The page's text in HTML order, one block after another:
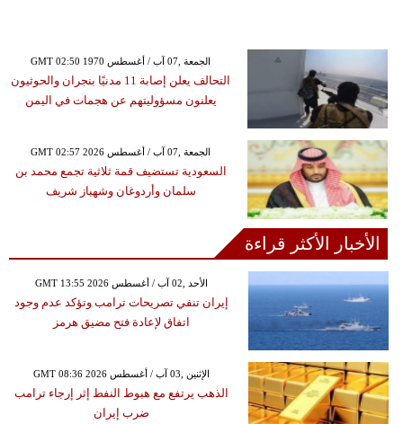
GMT 02:50 1970 الجمعة ,07 آب / أغسطس
التحالف يعلن إصابة 11 مدنيًا بنجران والحوثيون
يعلنون مسؤوليتهم عن هجمات في اليمن
GMT 02:57 2026 الجمعة ,07 آب / أغسطس
السعودية تستضيف قمة ثلاثية تجمع محمد بن
سلمان وأردوغان وشهباز شريف
الأخبار الأكثر قراءة
GMT 13:55 2026 الأحد ,02 آب / أغسطس
إيران تنفي تصريحات ترامب وتؤكد عدم وجود
اتفاق لإعادة فتح مضيق هرمز
GMT 08:36 2026 الإثنين ,03 آب / أغسطس
الذهب يرتفع مع هبوط النفط إثر إرجاء ترامب
ضرب إيران